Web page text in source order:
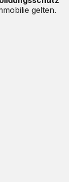
gelten.